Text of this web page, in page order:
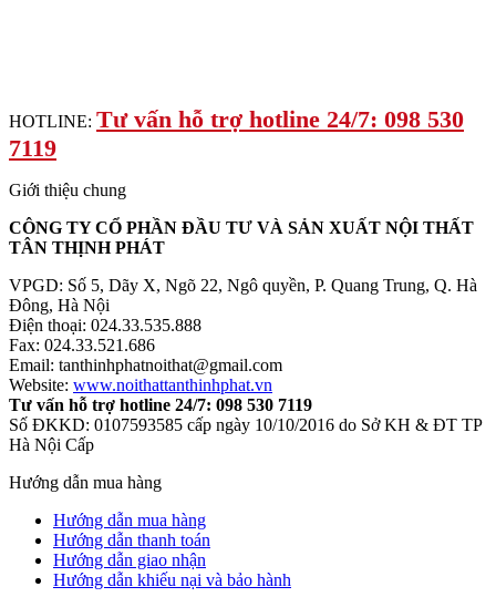
HOTLINE: Tư vấn hỗ trợ hotline 24/7: 098 530
7119
Giới thiệu chung
CÔNG TY CỔ PHẦN ĐẦU TƯ VÀ SẢN XUẤT NỘI THẤT
TÂN THỊNH PHÁT
VPGD: Số 5, Dãy X, Ngõ 22, Ngô quyền, P. Quang Trung, Q. Hà
Đông, Hà Nội
Điện thoại: 024.33.535.888
Fax: 024.33.521.686
Email: tanthinhphatnoithat@gmail.com
Website: www.noithattanthinhphat.vn
Tư vấn hỗ trợ hotline 24/7: 098 530 7119
Số ĐKKD: 0107593585 cấp ngày 10/10/2016 do Sở KH & ĐT TP
Hà Nội Cấp
Hướng dẫn mua hàng
Hướng dẫn mua hàng
Hướng dẫn thanh toán
Hướng dẫn giao nhận
Hướng dẫn khiếu nại và bảo hành